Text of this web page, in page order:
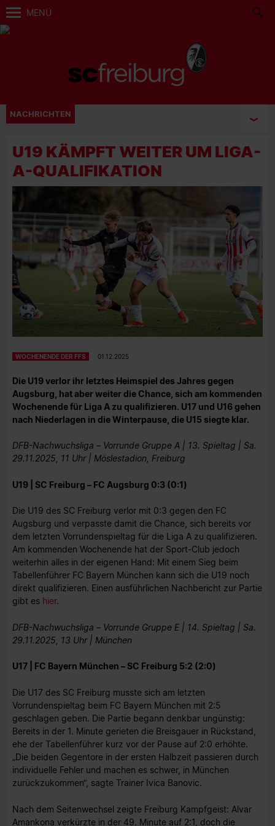
MENÜ
NACHRICHTEN
U19 KÄMPFT WEITER UM LIGA-
A-QUALIFIKATION
WOCHENENDE DER FFS 01.12.2025
Die U19 verlor ihr letztes Heimspiel des Jahres gegen
Augsburg, hat aber weiter die Chance, sich am kommenden
Wochenende für Liga A zu qualifizieren. U17 und U16 gehen
nach Niederlagen in die Winterpause, die U15 siegte klar.
DFB-Nachwuchsliga – Vorrunde Gruppe A | 13. Spieltag | Sa.
29.11.2025, 11 Uhr | Möslestadion, Freiburg
U19 | SC Freiburg – FC Augsburg 0:3 (0:1)
Die U19 des SC Freiburg verlor mit 0:3 gegen den FC
Augsburg und verpasste damit die Chance, sich bereits vor
dem letzten Vorrundenspieltag für die Liga A zu qualifizieren.
Am kommenden Wochenende hat der Sport-Club jedoch
weiterhin alles in der eigenen Hand: Mit einem Sieg beim
Tabellenführer FC Bayern München kann sich die U19 noch
direkt qualifizieren. Einen ausführlichen Nachbericht zur Partie
gibt es hier.
DFB-Nachwuchsliga – Vorrunde Gruppe E | 14. Spieltag | Sa.
29.11.2025, 13 Uhr | München
U17 | FC Bayern München – SC Freiburg 5:2 (2:0)
Die U17 des SC Freiburg musste sich am letzten
Vorrundenspieltag beim FC Bayern München mit 2:5
geschlagen geben. Die Partie begann denkbar ungünstig:
Bereits in der 1. Minute gerieten die Breisgauer in Rückstand,
ehe der Tabellenführer kurz vor der Pause auf 2:0 erhöhte.
„Die beiden Gegentore in der ersten Halbzeit passieren durch
individuelle Fehler und machen es schwer, in München
zurückzukommen“, sagte Trainer Ivica Banovic.
Nach dem Seitenwechsel zeigte Freiburg Kampfgeist: Alvar
Amankona verkürzte in der 49. Minute auf 2:1, doch die